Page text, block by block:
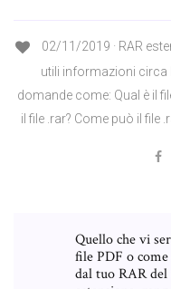
02/11/2019 · RAR
utili informazioni circa
domande come: Qual è il
il file .rar? Come può il file
Quello che vi
file PDF o
dal tuo RAR